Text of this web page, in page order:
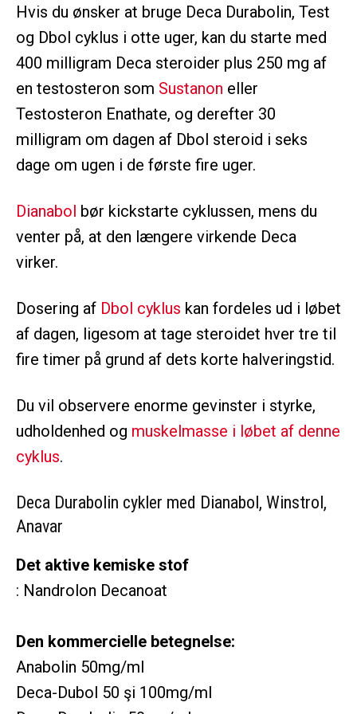
Hvis du ønsker at bruge Deca Durabolin, Test
og Dbol cyklus i otte uger, kan du starte med
400 milligram Deca steroider plus 250 mg af
en testosteron som Sustanon eller
Testosteron Enathate, og derefter 30
milligram om dagen af Dbol steroid i seks
dage om ugen i de første fire uger.
Dianabol bør kickstarte cyklussen, mens du
venter på, at den længere virkende Deca
virker.
Dosering af Dbol cyklus kan fordeles ud i løbet
af dagen, ligesom at tage steroidet hver tre til
fire timer på grund af dets korte halveringstid.
Du vil observere enorme gevinster i styrke,
udholdenhed og muskelmasse i løbet af denne
cyklus.
Deca Durabolin cykler med Dianabol, Winstrol,
Anavar
Det aktive kemiske stof
: Nandrolon Decanoat
Den kommercielle betegnelse:
Anabolin 50mg/ml
Deca-Dubol 50 şi 100mg/ml